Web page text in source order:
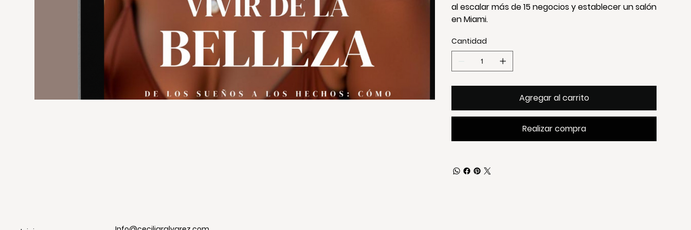
al escalar más de 15 negocios y establecer un salón
en Miami.
Cantidad
Agregar al carrito
Realizar compra